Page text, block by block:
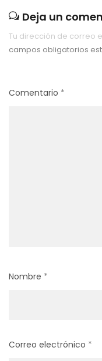
Deja un
Tu dirección de correo
campos obligatorios
Comentario *
Nombre *
Correo electrónico *